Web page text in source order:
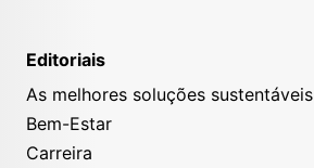
Editoriais
As melhores soluções sustentáveis
Bem-Estar
Carreira